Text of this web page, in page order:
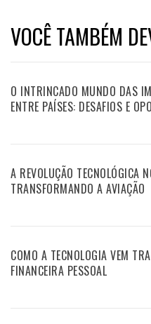
VOCÊ TAMBÉM
O INTRINCADO MUNDO DAS
ENTRE PAÍSES: DESAFIOS E
A REVOLUÇÃO TECNOLÓGICA
TRANSFORMANDO A AVIAÇÃO
COMO A TECNOLOGIA VEM
FINANCEIRA PESSOAL